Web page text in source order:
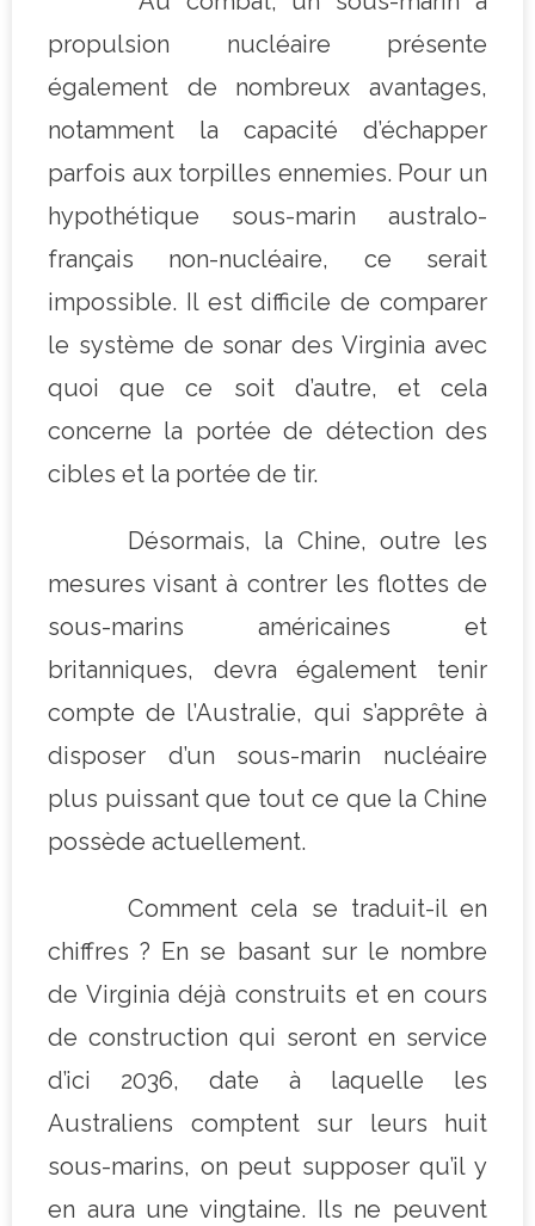
propulsion nucléaire présente
également de nombreux avantages,
notamment la capacité d’échapper
parfois aux torpilles ennemies. Pour un
hypothétique sous-marin australo-
français non-nucléaire, ce serait
impossible. Il est difficile de comparer
le système de sonar des Virginia avec
quoi que ce soit d’autre, et cela
concerne la portée de détection des
cibles et la portée de tir.
Désormais, la Chine, outre les
mesures visant à contrer les flottes de
sous-marins américaines et
britanniques, devra également tenir
compte de l’Australie, qui s’apprête à
disposer d’un sous-marin nucléaire
plus puissant que tout ce que la Chine
possède actuellement.
Comment cela se traduit-il en
chiffres ? En se basant sur le nombre
de Virginia déjà construits et en cours
de construction qui seront en service
d’ici 2036, date à laquelle les
Australiens comptent sur leurs huit
sous-marins, on peut supposer qu’il y
en aura une vingtaine. Ils ne peuvent